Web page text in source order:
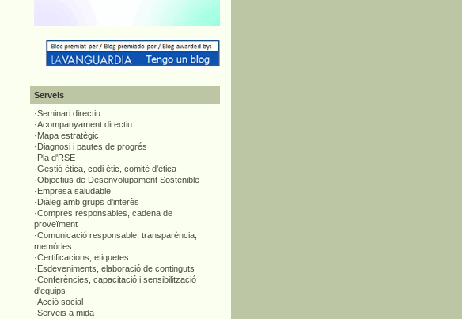
Serveis
·Seminari directiu
·Acompanyament directiu
·Mapa estratègic
·Diagnosi i pautes de progrés
·Pla d'RSE
·Gestió ètica, codi ètic, comitè d'ètica
·Objectius de Desenvolupament Sostenible
·Empresa saludable
·Diàleg amb grups d'interès
·Compres responsables, cadena de
proveïment
·Comunicació responsable, transparència,
memòries
·Certificacions, etiquetes
·Esdeveniments, elaboració de continguts
·Conferències, capacitació i sensibilització
d'equips
·Acció social
·Serveis a mida